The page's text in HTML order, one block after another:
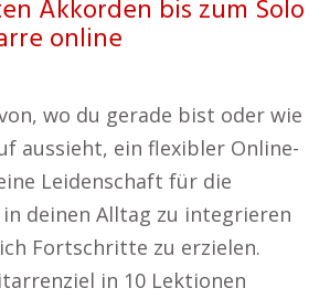
Akkorden bis zum Solo
online
wo du gerade bist oder wie
aussieht, ein flexibler Online-
Leidenschaft für die
deinen Alltag zu integrieren
Fortschritte zu erzielen.
in 10 Lektionen